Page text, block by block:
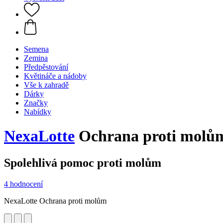
Semena
Zemina
Předpěstování
Květináče a nádoby
Vše k zahradě
Dárky
Značky
Nabídky
NexaLotte Ochrana proti
Spolehlivá pomoc proti molům
4 hodnocení
NexaLotte Ochrana proti molům